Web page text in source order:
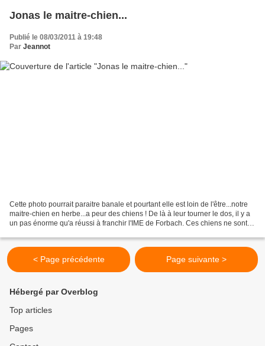
Jonas le maitre-chien...
Publié le 08/03/2011 à 19:48
Par Jeannot
Cette photo pourrait paraitre banale et pourtant elle est loin de l'être...notre
maitre-chien en herbe...a peur des chiens ! De là à leur tourner le dos, il y a
un pas énorme qu'a réussi à franchir l'IME de Forbach. Ces chiens ne sont
< Page précédente Page suivante >
Hébergé par Overblog
Top articles
Pages